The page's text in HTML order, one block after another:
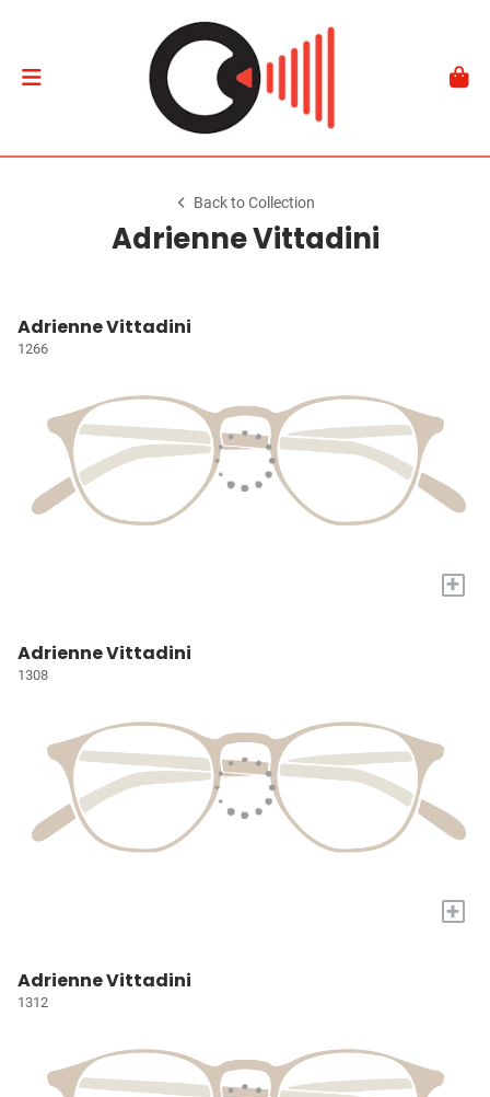
Back to Collection
Adrienne Vittadini
Adrienne Vittadini
1266
+
Adrienne Vittadini
1308
+
Adrienne Vittadini
1312